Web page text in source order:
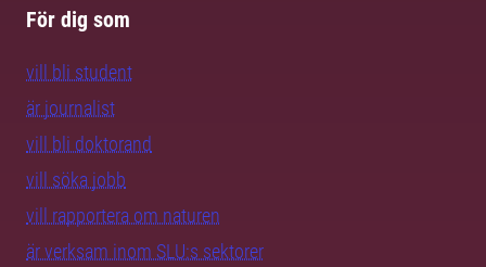
För dig som
vill bli student
är journalist
vill bli doktorand
vill söka jobb
vill rapportera om naturen
är verksam inom SLU:s sektorer